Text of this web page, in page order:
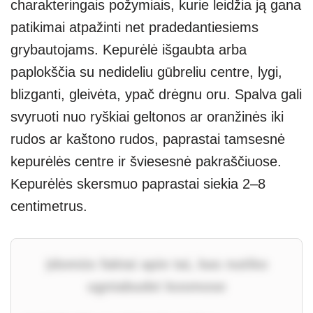
charakteringais požymiais, kurie leidžia ją gana
patikimai atpažinti net pradedantiesiems
grybautojams. Kepurėlė išgaubta arba
paplokščia su nedideliu gūbreliu centre, lygi,
blizganti, gleivėta, ypač drėgnu oru. Spalva gali
svyruoti nuo ryškiai geltonos ar oranžinės iki
rudos ar kaštono rudos, paprastai tamsesnė
kepurėlės centre ir šviesesnė pakraščiuose.
Kepurėlės skersmuo paprastai siekia 2–8
centimetrus.
Įdomūs faktai apie tai, kas nutiko
ugniabudei kosmose